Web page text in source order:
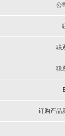
公
联
联
订购产品